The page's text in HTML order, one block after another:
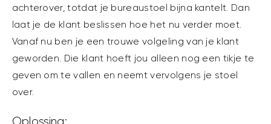
achterover, totdat je bureaustoel bijna kantelt. Dan
laat je de klant beslissen hoe het nu verder moet.
Vanaf nu ben je een trouwe volgeling van je klant
geworden. Die klant hoeft jou alleen nog een tikje te
geven om te vallen en neemt vervolgens je stoel
over.
Oplossing: